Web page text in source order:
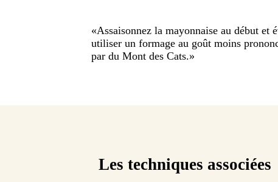
«Assaisonnez la mayonnaise au début et
utiliser un formage au goût moins
par du Mont des Cats.»
Les techniques associées